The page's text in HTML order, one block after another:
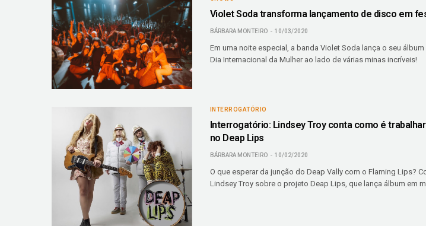
Violet Soda transforma lançamento de disco em
BÁRBARA MONTEIRO 10/03/2020
Em uma noite especial, a banda Violet Soda lança o seu
Dia Internacional da Mulher ao lado de várias minas incríveis!
INTERROGATÓRIO
Interrogatório: Lindsey Troy conta como é
no Deap Lips
BÁRBARA MONTEIRO 10/02/2020
O que esperar da junção do Deap Vally com o Flaming Lips?
Lindsey Troy sobre o projeto Deap Lips, que lança álbum em